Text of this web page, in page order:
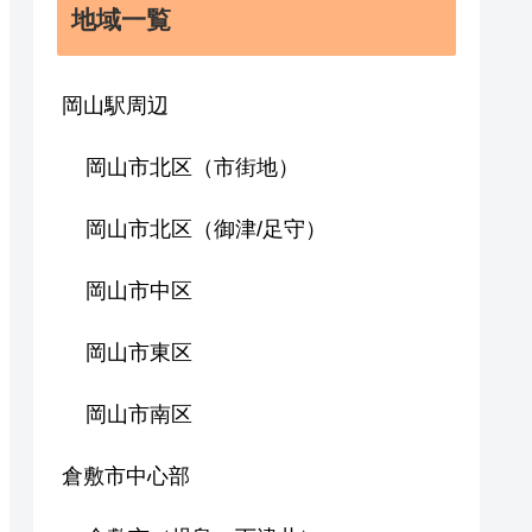
地域一覧
岡山駅周辺
岡山市北区（市街地）
岡山市北区（御津/足守）
岡山市中区
岡山市東区
岡山市南区
倉敷市中心部